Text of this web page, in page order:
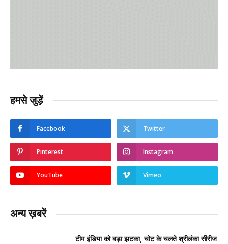
हमसे जुड़ें
Facebook Twitter
Pinterest Instagram
YouTube Vimeo
अन्य ख़बरें
टीम इंडिया को बड़ा झटका, चोट के चलते श्रीलंका सीरीज